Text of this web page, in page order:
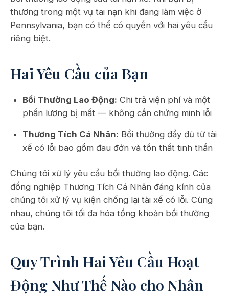
thương trong một vụ tai nạn khi đang làm việc ở
Pennsylvania, bạn có thể có quyền với hai yêu cầu
riêng biệt.
Hai Yêu Cầu của Bạn
Bồi Thường Lao Động: Chi trả viện phí và một
phần lương bị mất — không cần chứng minh lỗi
Thương Tích Cá Nhân: Bồi thường đầy đủ từ tài
xế có lỗi bao gồm đau đớn và tổn thất tinh thần
Chúng tôi xử lý yêu cầu bồi thường lao động. Các
đồng nghiệp Thương Tích Cá Nhân đáng kính của
chúng tôi xử lý vụ kiện chống lại tài xế có lỗi. Cùng
nhau, chúng tôi tối đa hóa tổng khoản bồi thường
của bạn.
Quy Trình Hai Yêu Cầu Hoạt
Động Như Thế Nào cho Nhân